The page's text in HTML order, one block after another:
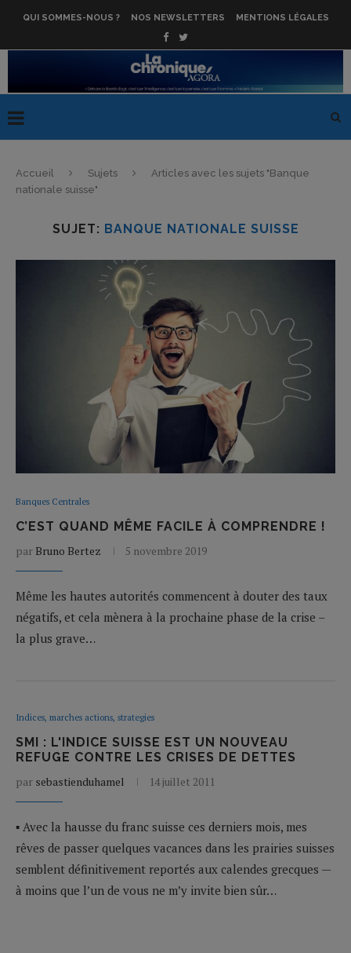
QUI SOMMES-NOUS ? NOS NEWSLETTERS MENTIONS LÉGALES
Accueil Sujets
Articles avec les sujets "Banque
nationale suisse"
SUJET: BANQUE NATIONALE SUISSE
Banques Centrales
C’EST QUAND MÊME FACILE À COMPRENDRE !
par Bruno Bertez 5 novembre 2019
Même les hautes autorités commencent à douter des taux
négatifs, et cela mènera à la prochaine phase de la crise –
la plus grave…
Indices, marches actions, strategies
SMI : L'INDICE SUISSE EST UN NOUVEAU
REFUGE CONTRE LES CRISES DE DETTES
par sebastienduhamel 14 juillet 2011
▪ Avec la hausse du franc suisse ces derniers mois, mes
rêves de passer quelques vacances dans les prairies suisses
semblent définitivement reportés aux calendes grecques —
à moins que l’un de vous ne m’y invite bien sûr…